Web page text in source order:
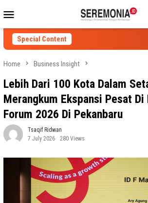
to
contentMenu
Special Content
Home Business Insight
Lebih Dari 100 Kota Dalam
Merangkum Ekspansi Pesat Di
Forum 2026 Di Pekanbaru
Tsaqif Ridwan
7 July 2026
280 Views